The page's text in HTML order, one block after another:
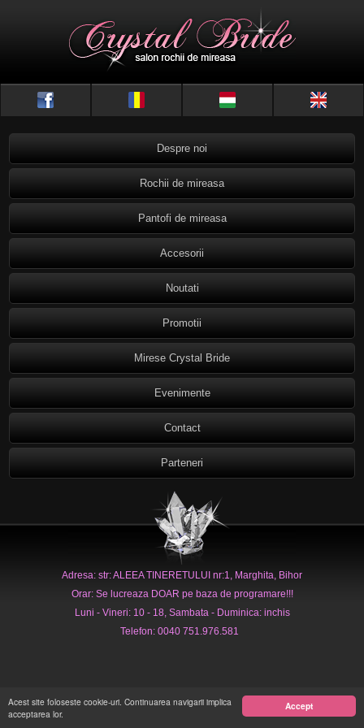
Accept
Acest site foloseste cookie-uri. Continuarea navigarii implica
acceptarea lor.
Despre noi
Rochii de mireasa
Pantofi de mireasa
Accesorii
Noutati
Promotii
Mirese Crystal Bride
Evenimente
Contact
Parteneri
Adresa: str: ALEEA TINERETULUI nr:1, Marghita, Bihor
Orar: Se lucreaza DOAR pe baza de programare!!!
Luni - Vineri: 10 - 18, Sambata - Duminica: inchis
Telefon: 0040 751.976.581